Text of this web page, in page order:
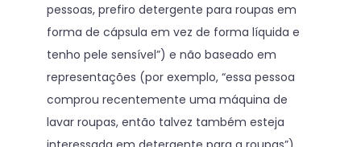
pessoas, prefiro detergente para roupas em
forma de cápsula em vez de forma líquida e
tenho pele sensível”) e não baseado em
representações (por exemplo, “essa pessoa
comprou recentemente uma máquina de
lavar roupas, então talvez também esteja